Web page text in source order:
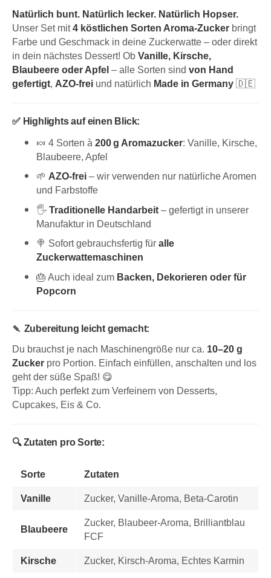
Natürlich bunt. Natürlich lecker. Natürlich Hopser.
Unser Set mit4 köstlichen Sorten Aroma-Zucker bringt
Farbe und Geschmack in deine Zuckerwatte – oder direkt
in dein nächstes Dessert! Ob Vanille, Kirsche,
Blaubeere oder Apfel – alle Sorten sind von Hand
gefertigt, AZO-frei und natürlich Made in Germany 🇩🇪
✅ Highlights auf einen Blick:
🍬 4 Sorten à 200 g Aromazucker: Vanille, Kirsche,
Blaubeere, Apfel
🌱 AZO-frei – wir verwenden nur natürliche Aromen
und Farbstoffe
🖐️ Traditionelle Handarbeit – gefertigt in unserer
Manufaktur in Deutschland
🍭 Sofort gebrauchsfertig für alle
Zuckerwattemaschinen
🎂 Auch ideal zum Backen, Dekorieren oder für
Popcorn
🍡 Zubereitung leicht gemacht:
Du brauchst je nach Maschinengröße nur ca. 10–20 g
Zucker pro Portion. Einfach einfüllen, anschalten und los
geht der süße Spaß! 😋
Tipp: Auch perfekt zum Verfeinern von Desserts,
Cupcakes, Eis & Co.
🔍 Zutaten pro Sorte:
Sorte Zutaten
Vanille Zucker, Vanille-Aroma, Beta-Carotin
Blaubeere
Zucker, Blaubeer-Aroma, Brilliantblau
FCF
Kirsche Zucker, Kirsch-Aroma, Echtes Karmin